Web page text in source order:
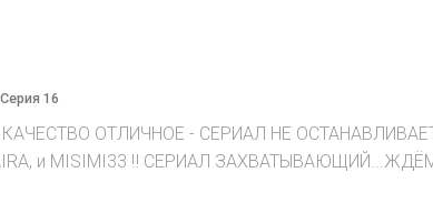
16
ОТЛИЧНОЕ - СЕРИАЛ НЕ
и MISIMI33 ‼️ СЕРИАЛ